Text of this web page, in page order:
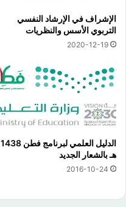
الإشراف في الإرشاد النفسي
التربوي الأسس والنظريات
2020-12-19
الدليل العلمي لبرنامج فطن 1438
هـ بالشعار الجديد
2016-10-24